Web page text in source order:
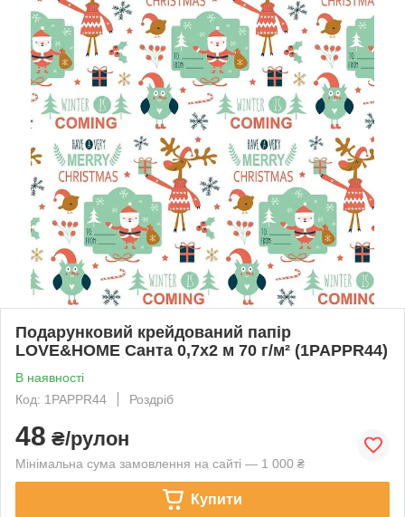
Подарунковий крейдований папір
LOVE&HOME Санта 0,7х2 м 70 г/м² (1PAPPR44)
В наявності
Код: 1PAPPR44
Роздріб
48 ₴/рулон
Мінімальна сума замовлення на сайті — 1 000 ₴
Купити